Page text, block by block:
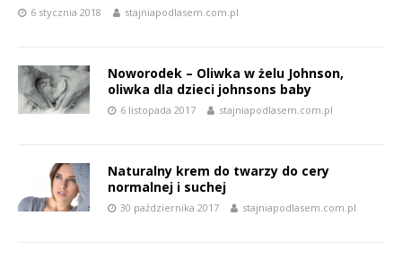
6 stycznia 2018 stajniapodlasem.com.pl
Noworodek – Oliwka w żelu Johnson,
oliwka dla dzieci johnsons baby
6 listopada 2017 stajniapodlasem.com.pl
Naturalny krem do twarzy do cery
normalnej i suchej
30 października 2017 stajniapodlasem.com.pl